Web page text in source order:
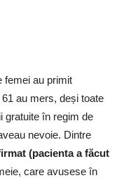
femei au primit
au mers, deși toate
gratuite în regim de
nevoie. Dintre
(pacienta a făcut
care avusese în